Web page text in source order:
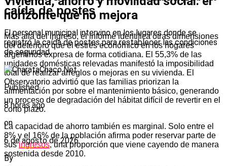
horizonte que no mejora
Más allá del ingreso, el informe identifica otras dimensiones
del deterioro que el estrés económico en los hogares
argentinos expresa de forma cotidiana. El 55,3% de las
unidades domésticas relevadas manifestó la imposibilidad
total de realizar arreglos o mejoras en su vivienda. El
Observatorio advirtió que las familias priorizan la
alimentación por sobre el mantenimiento básico, generando
un proceso de degradación del hábitat difícil de revertir en el
corto plazo.
La capacidad de ahorro también es marginal. Solo entre el
8% y el 16% de la población afirma poder reservar parte de
susingresos, una proporción que viene cayendo de manera
sostenida desde 2010.
caída de postes
El personal municipal intervino en los lugares donde se
registró la caída de postes para restablecer las condiciones
de seguridad.
Published
8 horas ago
on
6 de agosto de 2026
By